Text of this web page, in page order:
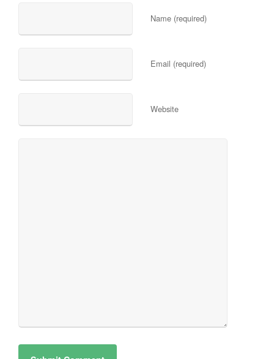
Name (required)
Email (required)
Website